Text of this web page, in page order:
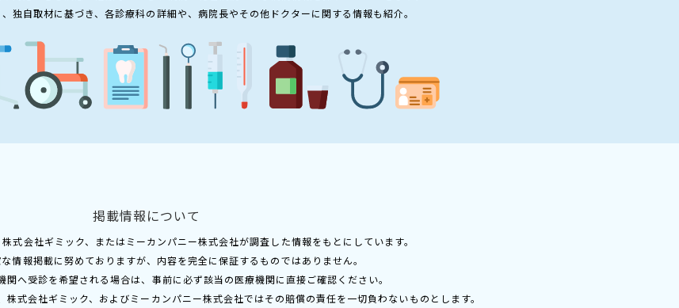
独自取材に基づき、各診療科の詳細や、病院長やその他ドクターに関する情報も紹介。
掲載情報について
式会社ギミック、またはミーカンパニー株式会社が調査した情報をもとにしています。
情報掲載に努めておりますが、内容を完全に保証するものではありません。
関へ受診を希望される場合は、事前に必ず該当の医療機関に直接ご確認ください。
式会社ギミック、およびミーカンパニー株式会社ではその賠償の責任を一切負わないものとします。